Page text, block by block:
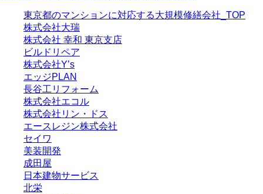
東京都のマンションに対応する大規模修繕会社_TOP
株式会社大瑞
株式会社 幸和 東京支店
ビルドリペア
株式会社Y’s
エッジPLAN
長谷工リフォーム
株式会社エコル
株式会社リン・ドス
エースレジン株式会社
セイワ
美装開発
成田屋
日本建物サービス
北栄